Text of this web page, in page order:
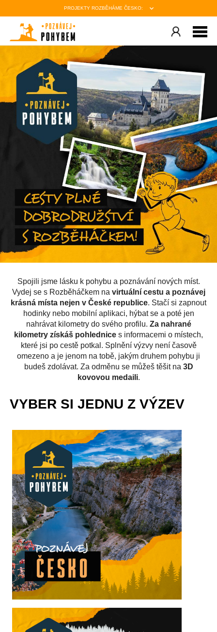
PROJEKTY ROZBĚHÁME ČESKO:
Spojili jsme lásku k pohybu a poznávání nových míst.
Vydej se s Rozběháčkem na virtuální cestu a poznávej
krásná místa nejen v České republice. Stačí si zapnout
hodinky nebo mobilní aplikaci, hýbat se a poté jen
nahrávat kilometry do svého profilu. Za nahrané
kilometry získáš pohlednice s informacemi o místech,
které jsi po cestě potkal. Splnění výzvy není časově
omezeno a je jenom na tobě, jakým druhem pohybu ji
budeš zdolávat. Za odměnu se můžeš těšit na 3D
kovovou medaili.
VYBER SI JEDNU Z VÝZEV